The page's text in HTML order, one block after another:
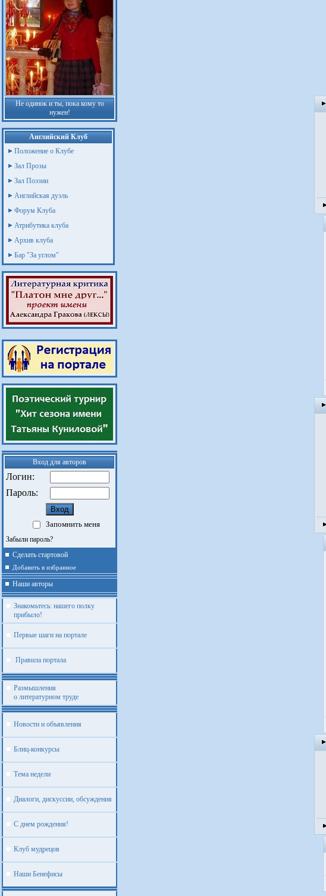
Не одинок и ты, пока кому то
нужен!
Английский Клуб
Положение о Клубе
Зал Прозы
Зал Поэзии
Английская дуэль
Форум Клуба
Атрибутика клуба
Архив клуба
Бар "За углом"
Вход для авторов
Логин:
Пароль:
Запомнить меня
Забыли пароль?
Сделать стартовой
Добавить в избранное
Наши авторы
Знакомьтесь: нашего полку
прибыло!
Первые шаги на портале
Правила портала
Размышления
о литературном труде
Новости и объявления
Блиц-конкурсы
Тема недели
Диалоги, дискуссии, обсуждения
С днем рождения!
Клуб мудрецов
Наши Бенефисы